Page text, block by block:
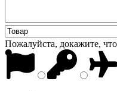
Пожалуйста, докажите,